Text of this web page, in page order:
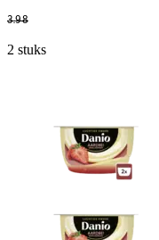
3.98
2 stuks